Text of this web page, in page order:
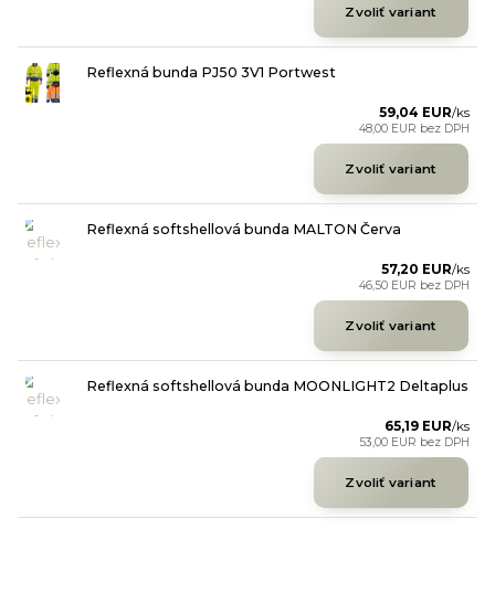
Zvoliť variant
Reflexná bunda PJ50 3V1 Portwest
59,04 EUR/ks
48,00 EUR bez DPH
Zvoliť variant
Reflexná softshellová bunda MALTON Červa
57,20 EUR/ks
46,50 EUR bez DPH
Zvoliť variant
Reflexná softshellová bunda MOONLIGHT2 Deltaplus
65,19 EUR/ks
53,00 EUR bez DPH
Zvoliť variant